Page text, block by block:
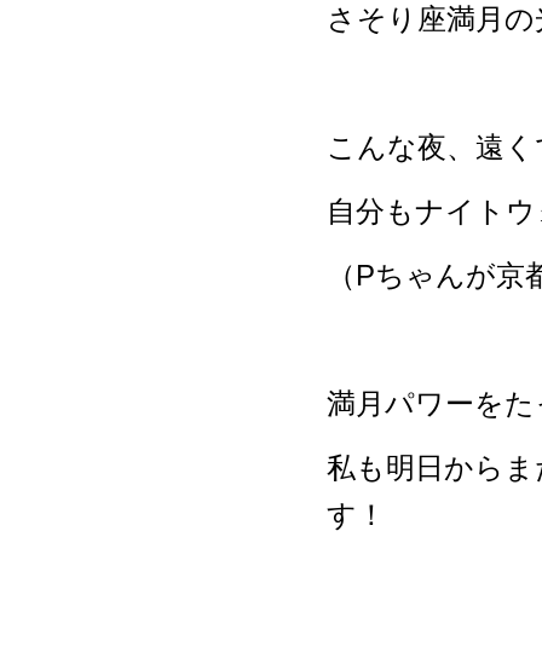
さそり座満月
こんな夜、遠
自分もナイト
（Pちゃんが
満月パワーを
私も明日から
す！